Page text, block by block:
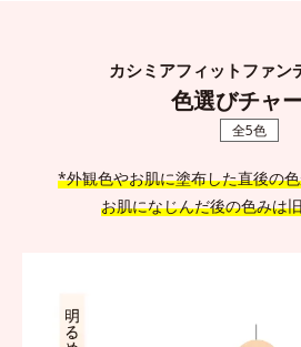
カシミアフィットファン
色選びチャ
全5色
*外観色やお肌に塗布した直後の
お肌になじんだ後の色みは